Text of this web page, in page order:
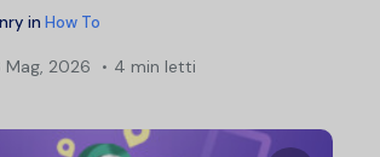
in How To
Mag, 2026 4 min letti